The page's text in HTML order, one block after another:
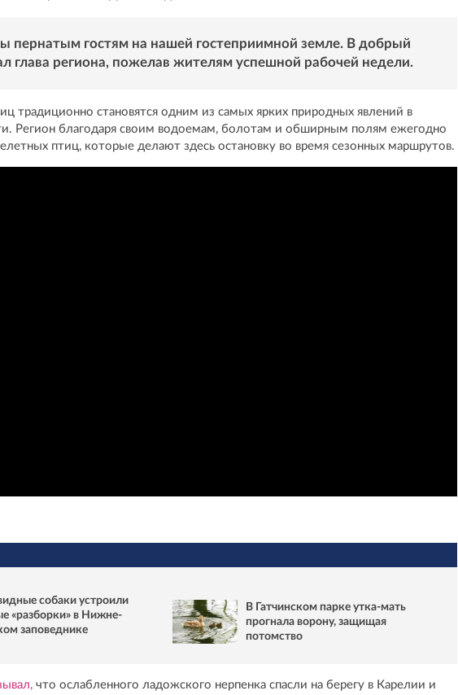
пернатым гостям на нашей гостеприимной земле. В добрый
глава региона, пожелав жителям успешной рабочей недели.
традиционно становятся одним из самых ярких природных явлений в
Регион благодаря своим водоемам, болотам и обширным полям ежегодно
птиц, которые делают здесь остановку во время сезонных маршрутов.
собаки устроили
«разборки» в Нижне-
заповеднике
В Гатчинском парке утка-мать
прогнала ворону, защищая
потомство
что ослабленного ладожского нерпенка спасли на берегу в Карелии и